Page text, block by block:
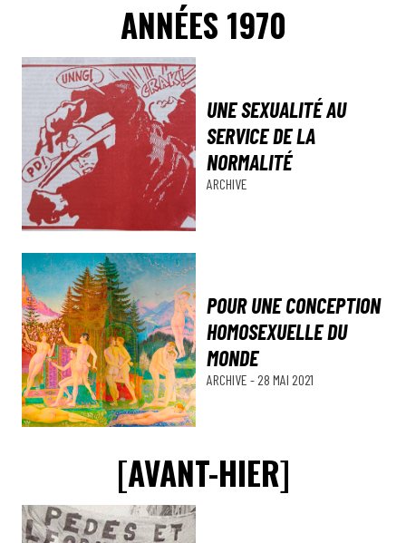
ANNÉES 1970
UNE SEXUALITÉ AU
SERVICE DE LA
NORMALITÉ
ARCHIVE
POUR UNE CONCEPTION
HOMOSEXUELLE DU
MONDE
ARCHIVE - 28 MAI 2021
[AVANT-HIER]